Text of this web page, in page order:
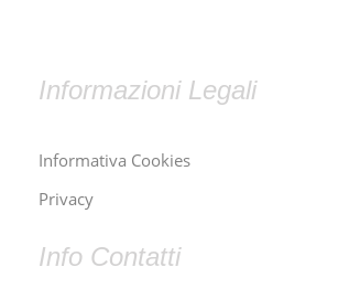
Informazioni Legali
Informativa Cookies
Privacy
Info Contatti